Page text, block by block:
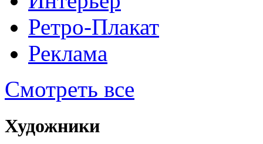
Ретро-Плакат
Реклама
Смотреть все
Художники